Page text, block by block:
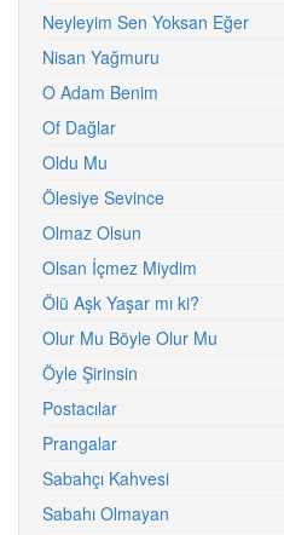
Neyleyim Sen Yoksan Eğer
Nisan Yağmuru
O Adam Benim
Of Dağlar
Oldu Mu
Ölesiye Sevince
Olmaz Olsun
Olsan İçmez Miydim
Ölü Aşk Yaşar mı ki?
Olur Mu Böyle Olur Mu
Öyle Şirinsin
Postacılar
Prangalar
Sabahçı Kahvesi
Sabahı Olmayan